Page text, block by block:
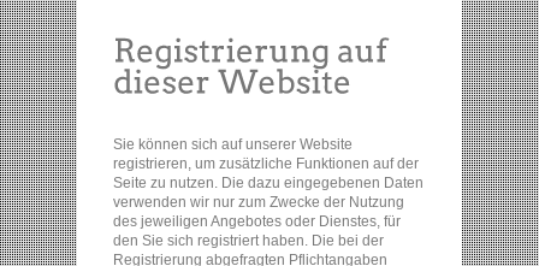
Sie können sich auf unserer Website
registrieren, um zusätzliche Funktionen auf der
Seite zu nutzen. Die dazu eingegebenen Daten
verwenden wir nur zum Zwecke der Nutzung
des jeweiligen Angebotes oder Dienstes, für
den Sie sich registriert haben. Die bei der
Registrierung abgefragten Pflichtangaben